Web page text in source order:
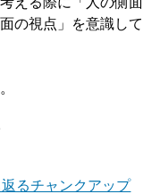
の視点」を意識して
るチャンクアップ